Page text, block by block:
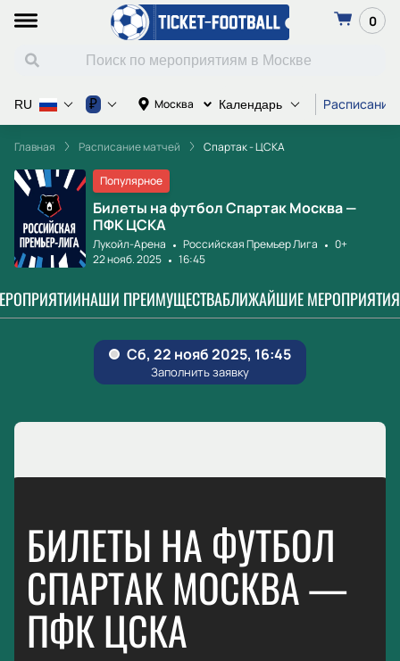
0
Москва Календарь Расписание
RU ₽
Главная Расписание матчей Спартак - ЦСКА
Популярное
Билеты на футбол Спартак Москва —
ПФК ЦСКА
Лукойл-Арена Российская Премьер Лига
0+
22 нояб. 2025
16:45
НАШИ ПРЕИМУЩЕСТВАБЛИЖАЙШИЕ МЕРОПРИЯТИЯ
БИЛЕТЫ НА ФУТБОЛ
СПАРТАК МОСКВА —
ПФК ЦСКА